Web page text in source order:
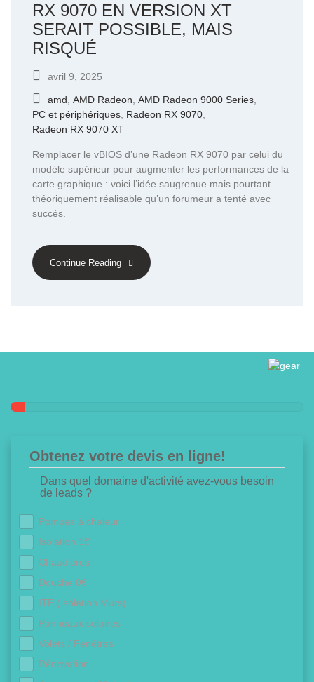
RX 9070 EN VERSION XT
SERAIT POSSIBLE, MAIS
RISQUÉ
avril 9, 2025
amd AMD Radeon AMD Radeon 9000 Series
PC et périphériques Radeon RX 9070
Radeon RX 9070 XT
Remplacer le vBIOS d’une Radeon RX 9070 par celui du
modèle supérieur pour augmenter les performances de la
carte graphique : voici l’idée saugrenue mais pourtant
théoriquement réalisable qu’un forumeur a tenté avec
succès.
Continue Reading
Obtenez votre devis en ligne!
Dans quel domaine d'activité avez-vous besoin
de leads ?
Pompes à chaleur
Isolation 1€
Chaudières
Douche 0€
ITE (Isolation Murs)
Panneaux solaires
Volets / Fenêtres
Rénovation